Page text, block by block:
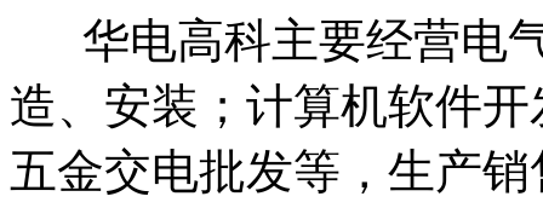
华电高科主要经营电
造、安装；计算机软件
五金交电批发等，生产